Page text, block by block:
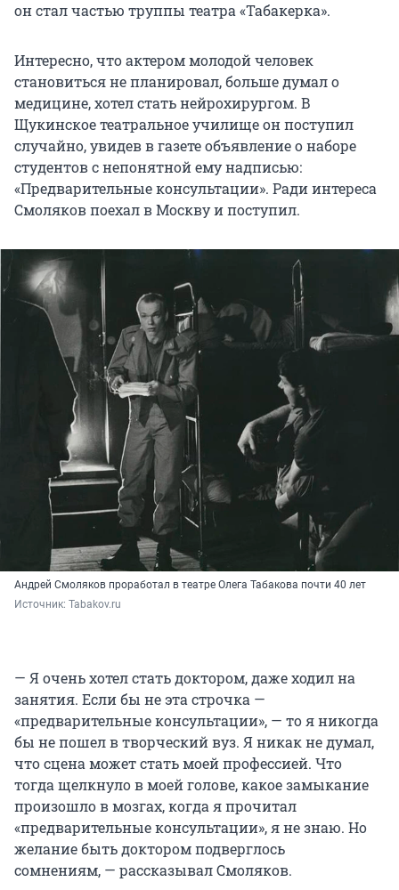
он стал частью труппы театра «Табакерка».
Интересно, что актером молодой человек
становиться не планировал, больше думал о
медицине, хотел стать нейрохирургом. В
Щукинское театральное училище он поступил
случайно, увидев в газете объявление о наборе
студентов с непонятной ему надписью:
«Предварительные консультации». Ради интереса
Смоляков поехал в Москву и поступил.
Андрей Смоляков проработал в театре Олега Табакова почти 40 лет
Источник: Tabakov.ru
— Я очень хотел стать доктором, даже ходил на
занятия. Если бы не эта строчка —
«предварительные консультации», — то я никогда
бы не пошел в творческий вуз. Я никак не думал,
что сцена может стать моей профессией. Что
тогда щелкнуло в моей голове, какое замыкание
произошло в мозгах, когда я прочитал
«предварительные консультации», я не знаю. Но
желание быть доктором подверглось
сомнениям, — рассказывал Смоляков.